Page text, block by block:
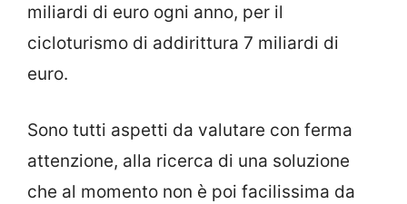
miliardi di euro ogni anno, per il
cicloturismo di addirittura 7 miliardi di
euro.
Sono tutti aspetti da valutare con ferma
attenzione, alla ricerca di una soluzione
che al momento non è poi facilissima da